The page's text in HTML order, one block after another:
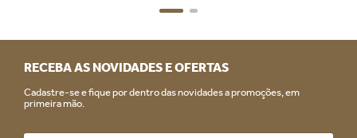
RECEBA AS NOVIDADES E OFERTAS
Cadastre-se e fique por dentro das novidades a promoções, em
primeira mão.